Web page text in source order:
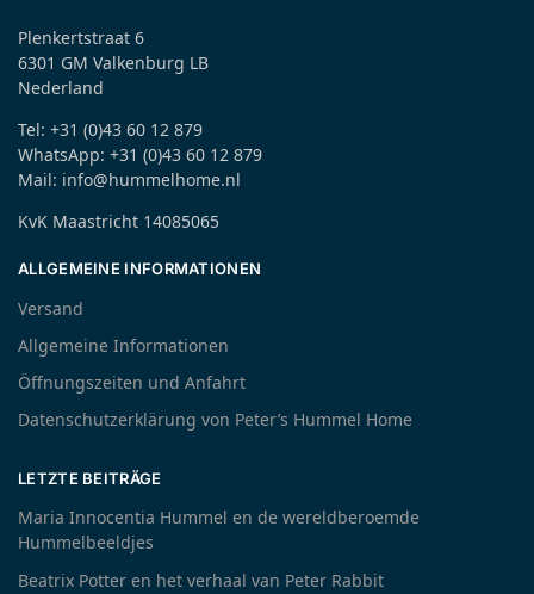
Plenkertstraat 6
6301 GM Valkenburg LB
Nederland
Tel: +31 (0)43 60 12 879
WhatsApp: +31 (0)43 60 12 879
Mail: info@hummelhome.nl
KvK Maastricht 14085065
ALLGEMEINE INFORMATIONEN
Versand
Allgemeine Informationen
Öffnungszeiten und Anfahrt
Datenschutzerklärung von Peter’s Hummel Home
LETZTE BEITRÄGE
Maria Innocentia Hummel en de wereldberoemde
Hummelbeeldjes
Beatrix Potter en het verhaal van Peter Rabbit